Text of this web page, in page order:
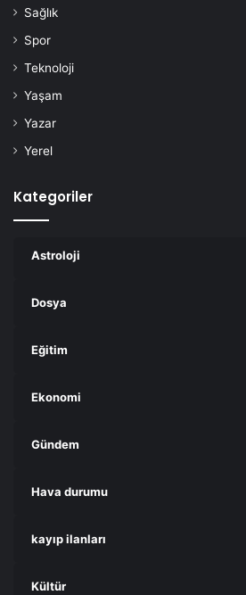
Sağlık
Spor
Teknoloji
Yaşam
Yazar
Yerel
Kategoriler
Astroloji
Dosya
Eğitim
Ekonomi
Gündem
Hava durumu
kayıp ilanları
Kültür